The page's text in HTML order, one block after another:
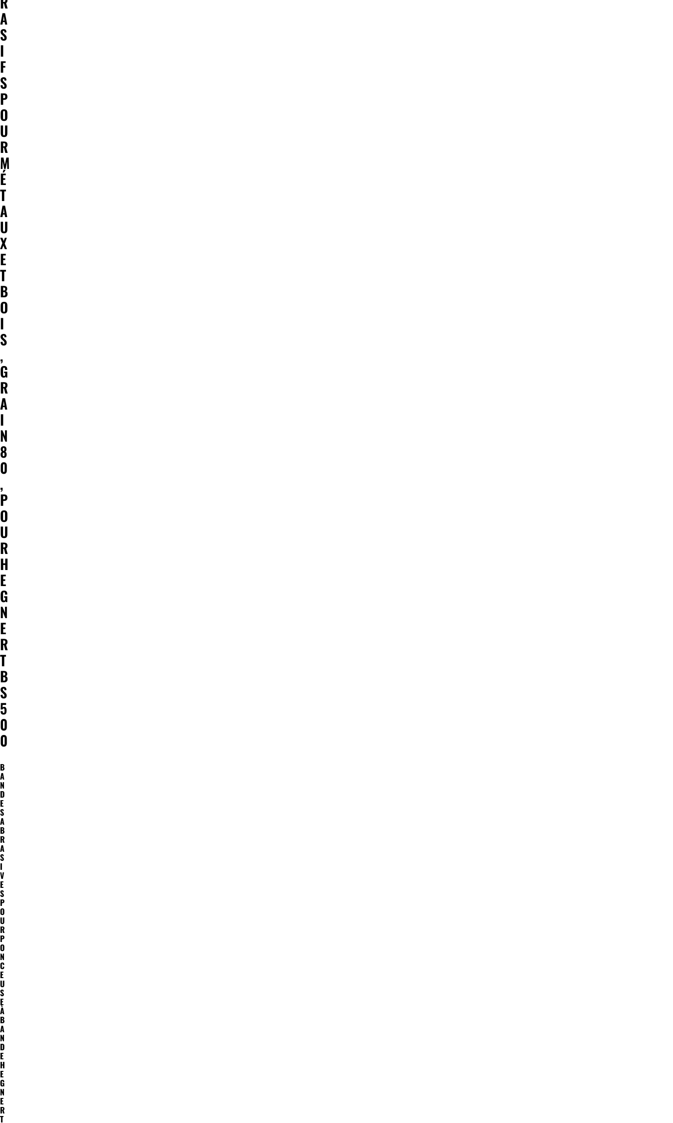
A
S
I
F
S
P
O
U
R
M
É
T
A
U
X
E
T
B
O
I
S
,
G
R
A
I
N
8
0
,
P
O
U
R
H
E
G
N
E
R
T
B
S
5
0
0
B
A
N
D
E
S
A
B
R
A
S
I
V
E
S
P
O
U
R
P
O
N
C
E
U
S
E
À
B
A
N
D
E
H
E
G
N
E
R
T